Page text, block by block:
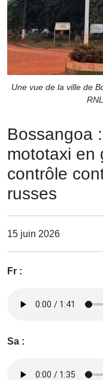
Une vue de la ville de
Bossangoa
mototaxi en
contrôle
russes
15 juin 2026
Fr :
Sa :